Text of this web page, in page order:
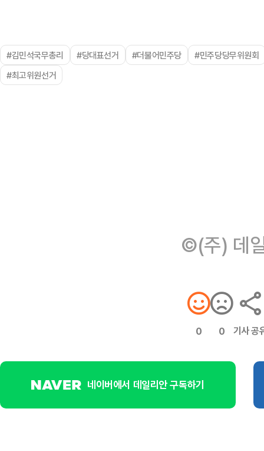
#김민석국무총리 #당대표선거 #더불어민주당
#민주당당무위원회
#최고위원선거
©(주) 데
0 0 기사 공
네이버에서 데일리안 구독하기